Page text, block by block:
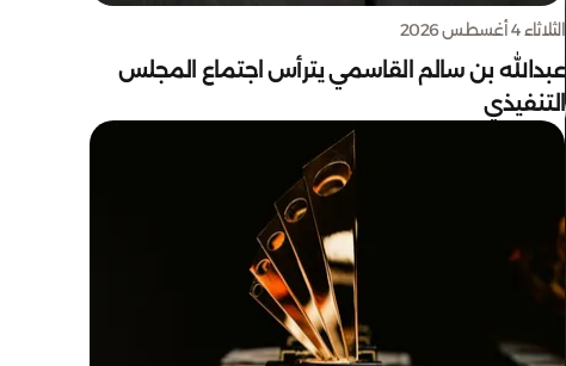
الثلاثاء 4 أغسطس 2026
عبدالله بن سالم القاسمي يترأس اجتماع المجلس
التنفيذي